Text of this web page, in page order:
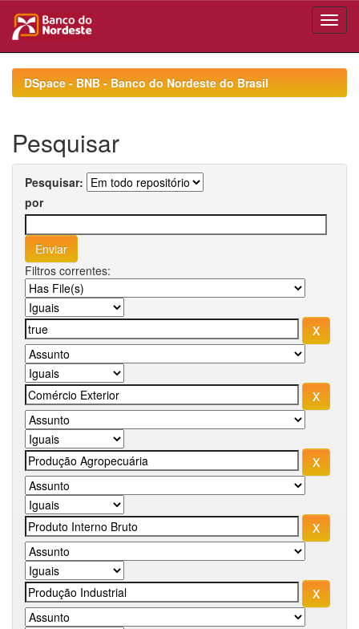
navigationDSpace - BNB - Banco do Nordeste do Brasil
Pesquisar
Pesquisar:
por
Filtros correntes: